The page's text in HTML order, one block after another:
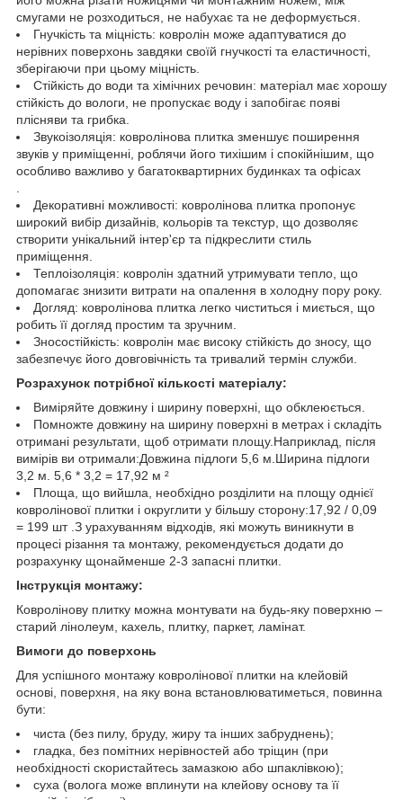
смугами не розходиться, не набухає та не деформується.
Гнучкість та міцність: ковролін може адаптуватися до
нерівних поверхонь завдяки своїй гнучкості та еластичності,
зберігаючи при цьому міцність.
Стійкість до води та хімічних речовин: матеріал має хорошу
стійкість до вологи, не пропускає воду і запобігає появі
плісняви та грибка.
Звукоізоляція: ковролінова плитка зменшує поширення
звуків у приміщенні, роблячи його тихішим і спокійнішим, що
особливо важливо у багатоквартирних будинках та офісах
Декоративні можливості: ковролінова плитка пропонує
широкий вибір дизайнів, кольорів та текстур, що дозволяє
створити унікальний інтер'єр та підкреслити стиль
приміщення.
Теплоізоляція: ковролін здатний утримувати тепло, що
допомагає знизити витрати на опалення в холодну пору року.
Догляд: ковролінова плитка легко чиститься і миється, що
робить її догляд простим та зручним.
Зносостійкість: ковролін має високу стійкість до зносу, що
забезпечує його довговічність та тривалий термін служби.
Розрахунок потрібної кількості матеріалу:
Виміряйте довжину і ширину поверхні, що обклеюється.
Помножте довжину на ширину поверхні в метрах і складіть
отримані результати, щоб отримати площу.Наприклад, після
вимірів ви отримали:Довжина підлоги 5,6 м.Ширина підлоги
3,2 м. 5,6 * 3,2 = 17,92 м ²
Площа, що вийшла, необхідно розділити на площу однієї
ковролінової плитки і округлити у більшу сторону:17,92 / 0,09
= 199 шт .З урахуванням відходів, які можуть виникнути в
процесі різання та монтажу, рекомендується додати до
розрахунку щонайменше 2-3 запасні плитки.
Інструкція монтажу:
Ковролінову плитку можна монтувати на будь-яку поверхню –
старий лінолеум, кахель, плитку, паркет, ламінат.
Вимоги до поверхонь
Для успішного монтажу ковролінової плитки на клейовій
основі, поверхня, на яку вона встановлюватиметься, повинна
бути:
чиста (без пилу, бруду, жиру та інших забруднень);
гладка, без помітних нерівностей або тріщин (при
необхідності скористайтесь замазкою або шпаклівкою);
суха (волога може вплинути на клейову основу та її